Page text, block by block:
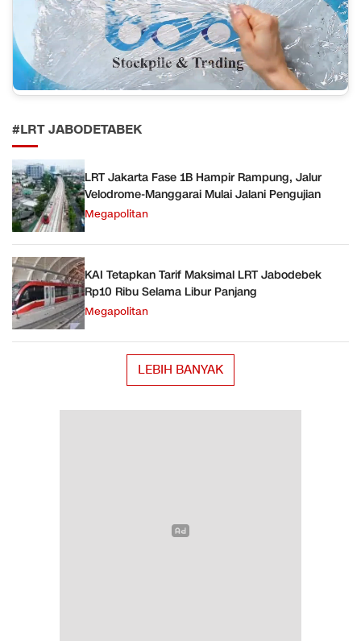
#LRT JABODETABEK
LRT Jakarta Fase 1B Hampir Rampung, Jalur
Velodrome-Manggarai Mulai Jalani Pengujian
Megapolitan
KAI Tetapkan Tarif Maksimal LRT Jabodebek
Rp10 Ribu Selama Libur Panjang
Megapolitan
LEBIH BANYAK